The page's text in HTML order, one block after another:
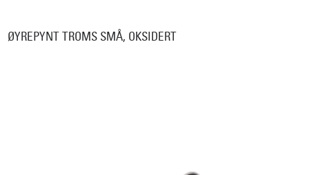
ØYREPYNT TROMS SMÅ, OKSIDERT